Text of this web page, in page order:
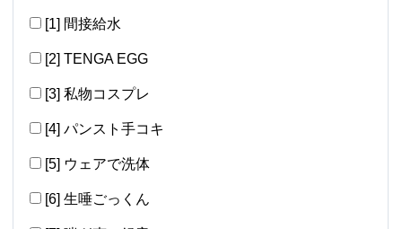
[1] 間接給水
[2] TENGA EGG
[3] 私物コスプレ
[4] パンスト手コキ
[5] ウェアで洗体
[6] 生唾ごっくん